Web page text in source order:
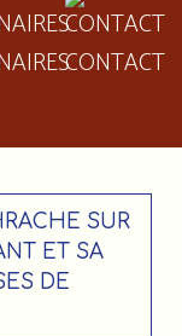
CONTACT
SUR
ET SA
DE